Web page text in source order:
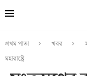
প্রথম পাতা খবর
মহারাষ্ট্রে